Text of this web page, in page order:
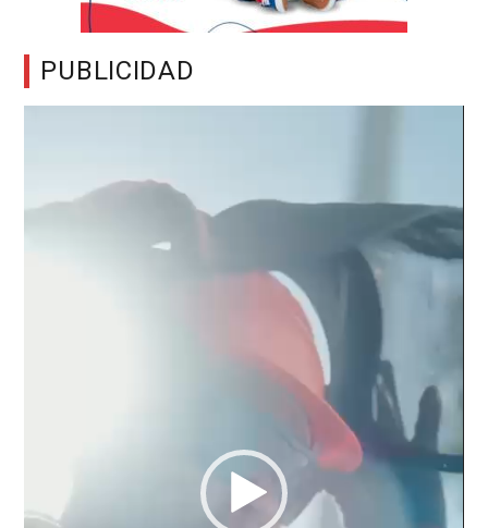
PUBLICIDAD